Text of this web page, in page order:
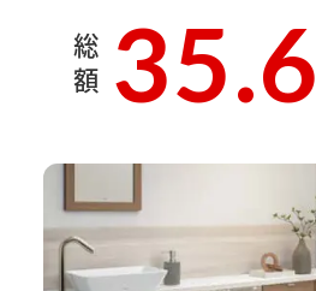
総
額 35.6